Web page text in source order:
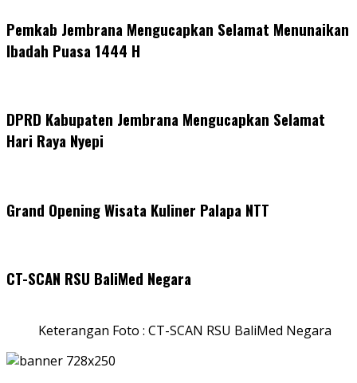
Pemkab Jembrana Mengucapkan Selamat Menunaikan
Ibadah Puasa 1444 H
DPRD Kabupaten Jembrana Mengucapkan Selamat
Hari Raya Nyepi
Grand Opening Wisata Kuliner Palapa NTT
CT-SCAN RSU BaliMed Negara
Keterangan Foto : CT-SCAN RSU BaliMed Negara